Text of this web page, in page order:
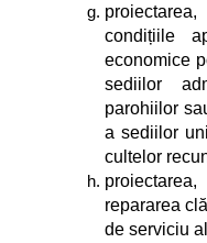
condițiile
economice
sediilor
parohiilor
a sediilor
cultelor
repararea
de serviciu